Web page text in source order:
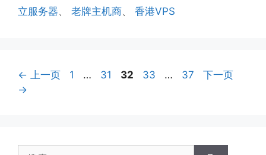
立服务器、 老牌主机商、 香港VPS
← 上一页
页
1 …
页
31
页
32
页
33 …
页
37
下一页
→